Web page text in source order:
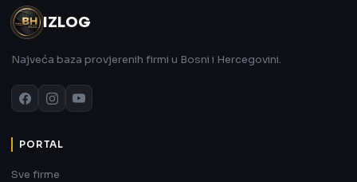
IZLOG
Najveća baza provjerenih firmi u Bosni i Hercegovini.
PORTAL
Sve firme